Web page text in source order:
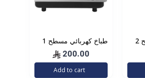
طباخ كهربائي مسطح 2
طباخ كهربائي مسطح 1
200.00
Add to cart